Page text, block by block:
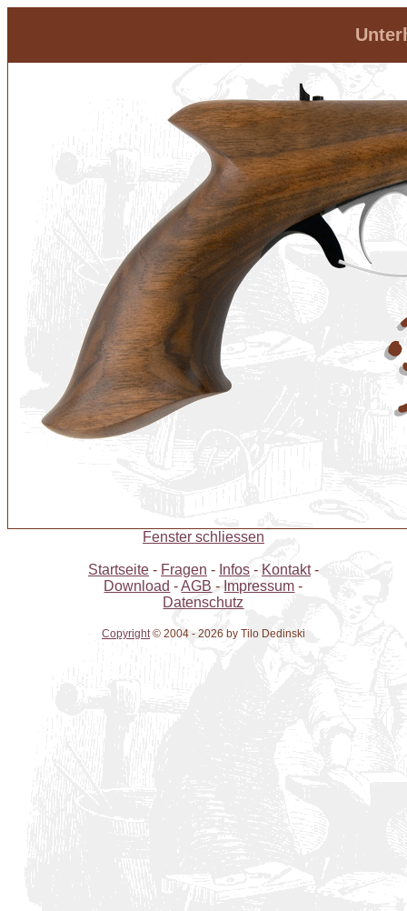
Fenster schliessen
Startseite - Fragen - Infos - Kontakt-
Download -AGB - Impressum -
Datenschutz
Copyright© 2004 - 2026 by Tilo Dedinski